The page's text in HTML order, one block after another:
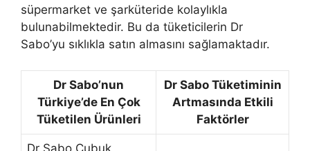
süpermarket ve şarküteride kolaylıkla
bulunabilmektedir. Bu da tüketicilerin Dr
Sabo’yu sıklıkla satın almasını sağlamaktadır.
Dr Sabo’nun
Türkiye’de En Çok
Tüketilen Ürünleri
Dr Sabo Tüketiminin
Artmasında Etkili
Faktörler